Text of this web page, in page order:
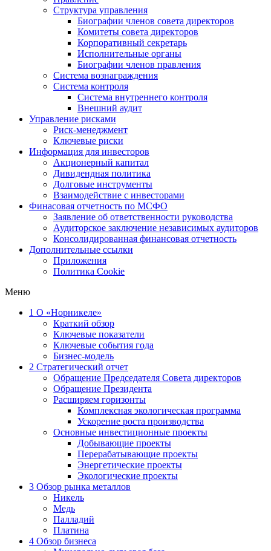
Структура управления
Биографии членов совета директоров
Комитеты совета директоров
Корпоративный секретарь
Исполнительные органы
Биографии членов правления
Система вознаграждения
Система контроля
Система внутреннего контроля
Внешний аудит
Управление рисками
Риск-менеджмент
Ключевые риски
Информация для инвесторов
Акционерный капитал
Дивидендная политика
Долговые инструменты
Взаимодействие с инвеcторами
Финасовая отчетность по МСФО
Заявление об ответственности руководства
Аудиторское заключение независимых аудиторов
Консолидированная финансовая отчетность
Дополнительные ссылки
Приложения
Политика Cookie
Меню
1 О «Норникеле»
Краткий обзор
Ключевые показатели
Ключевые события года
Бизнес-модель
2 Стратегический отчет
Обращение Председателя Совета директоров
Обращение Президента
Расширяем горизонты
Комплексная экологическая программа
Ускорение роста производства
Основные инвестиционные проекты
Добывающие проекты
Перерабатывающие проекты
Энергетические проекты
Экологические проекты
3 Обзор рынка металлов
Никель
Медь
Палладий
Платина
4 Обзор бизнеса